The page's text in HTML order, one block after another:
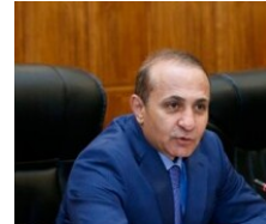
ՏԱՐԱԾԱՇՐՋԱՆ
ՄԻՋԱԶԳԱՅԻՆ
ՄՇԱԿՈՒՅԹ
ՍՊՈՐՏ